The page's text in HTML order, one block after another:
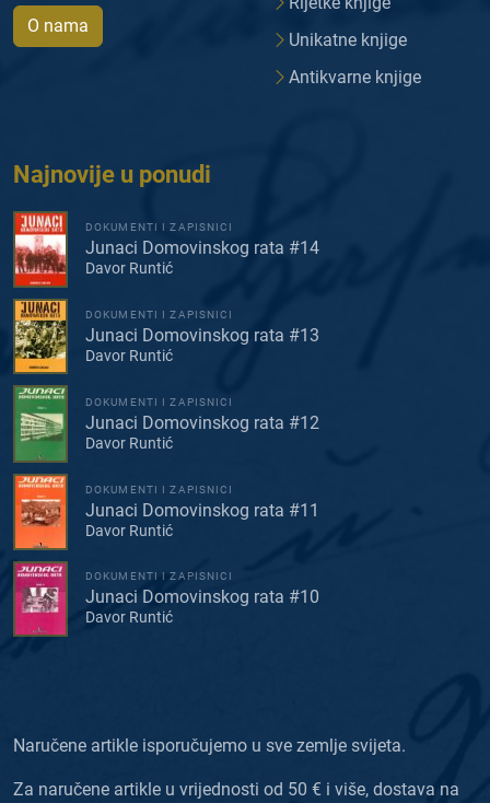
O nama
Unikatne knjige
Antikvarne knjige
Najnovije u ponudi
DOKUMENTI I ZAPISNICI
Junaci Domovinskog rata #14
Davor Runtić
DOKUMENTI I ZAPISNICI
Junaci Domovinskog rata #13
Davor Runtić
DOKUMENTI I ZAPISNICI
Junaci Domovinskog rata #12
Davor Runtić
DOKUMENTI I ZAPISNICI
Junaci Domovinskog rata #11
Davor Runtić
DOKUMENTI I ZAPISNICI
Junaci Domovinskog rata #10
Davor Runtić
Naručene artikle isporučujemo u sve zemlje svijeta.
Za naručene artikle u vrijednosti od 50 € i više, dostava na